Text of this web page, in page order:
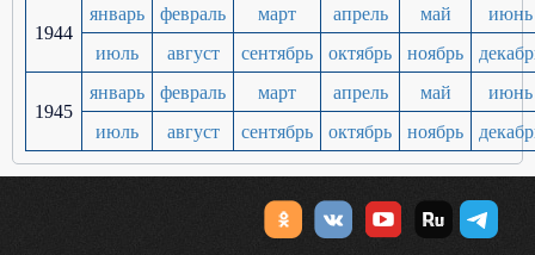
1944
январь февраль март апрель май
июнь
июль
август сентябрь октябрь ноябрь
1945
январь февраль март апрель май
июнь
июль
август сентябрь октябрь ноябрь